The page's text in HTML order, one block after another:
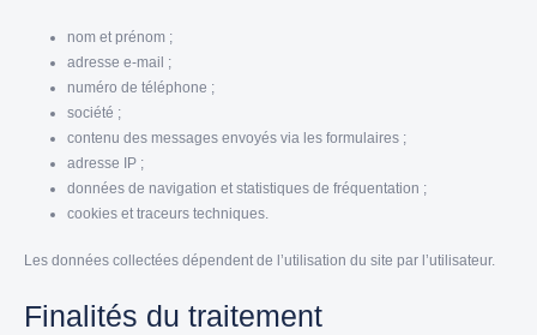
nom et prénom ;
adresse e-mail ;
numéro de téléphone ;
société ;
contenu des messages envoyés via les formulaires ;
adresse IP ;
données de navigation et statistiques de fréquentation ;
cookies et traceurs techniques.
Les données collectées dépendent de l’utilisation du site par l’utilisateur.
Finalités du traitement